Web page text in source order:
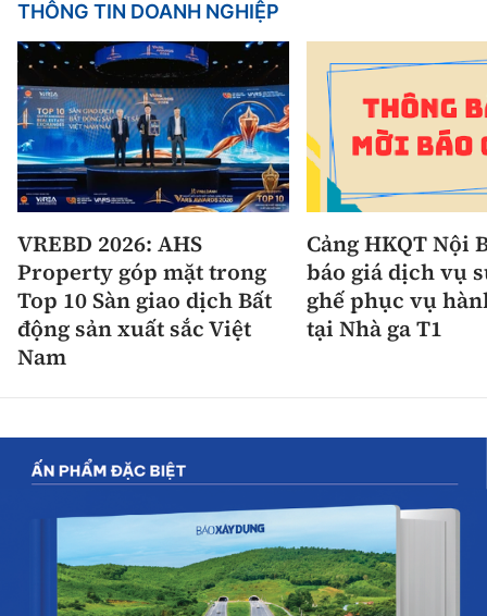
THÔNG TIN DOANH NGHIỆP
VREBD 2026: AHS
Property góp mặt trong
Top 10 Sàn giao dịch Bất
động sản xuất sắc Việt
Nam
Cảng HKQT Nội
báo giá dịch vụ
ghế phục vụ
tại Nhà ga T1